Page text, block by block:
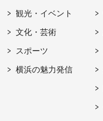
観光・イベント
文化・芸術
スポーツ
横浜の魅力発信